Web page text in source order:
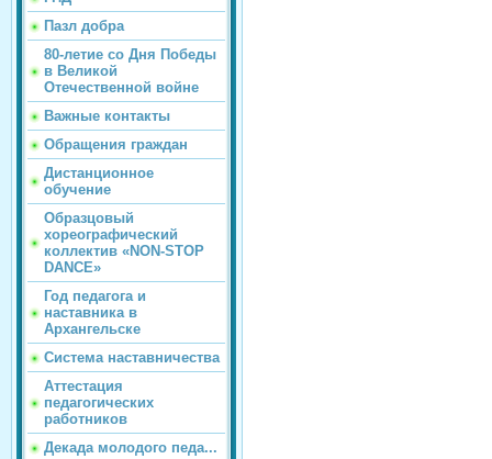
Пазл добра
80-летие со Дня Победы
в Великой
Отечественной войне
Важные контакты
Обращения граждан
Дистанционное
обучение
Образцовый
хореографический
коллектив «NON-STOP
DANCE»
Год педагога и
наставника в
Архангельске
Система наставничества
Аттестация
педагогических
работников
Декада молодого педа...